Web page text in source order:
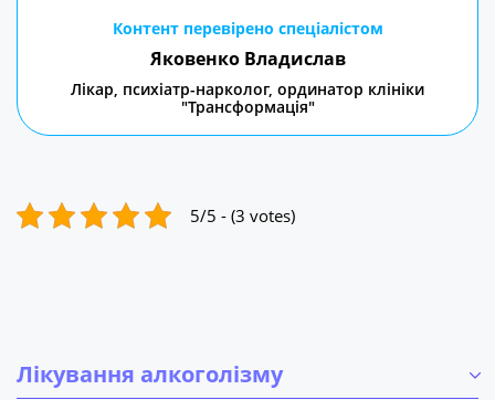
Лікування алкоголізму
Контент перевірено спеціалістом
Яковенко Владислав
Лікар, психіатр-нарколог, ординатор клініки
"Трансформація"
5/5 - (3 votes)